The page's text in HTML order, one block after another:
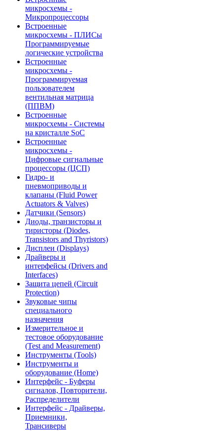
микросхемы -
Микропроцессоры
Встроенные
микросхемы - ПЛИСы
Программируемые
логические устройства
Встроенные
микросхемы -
Программируемая
пользователем
вентильная матрица
(ППВМ)
Встроенные
микросхемы - Системы
на кристалле SoC
Встроенные
микросхемы -
Цифровые сигнальные
процессоры (ЦСП)
Гидро- и
пневмоприводы и
клапаны (Fluid Power
Actuators & Valves)
Датчики (Sensors)
Диоды, транзисторы и
тиристоры (Diodes,
Transistors and Thyristors)
Дисплеи (Displays)
Драйверы и
интерфейсы (Drivers and
Interfaces)
Защита цепей (Circuit
Protection)
Звуковые чипы
специального
назначения
Измерительное и
тестовое оборудование
(Test and Measurement)
Инструменты (Tools)
Инструменты и
оборудование (Home)
Интерфейс - Буферы
сигналов, Повторители,
Распределители
Интерфейс - Драйверы,
Приемники,
Трансиверы